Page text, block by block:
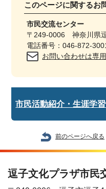
このページに関するお
市民交流センター
〒249-0006 神奈川県
電話番号：046-872-
お問い合わせは専
市民活動紹介・生涯学
前のページへ戻る
逗子文化プラザ市民